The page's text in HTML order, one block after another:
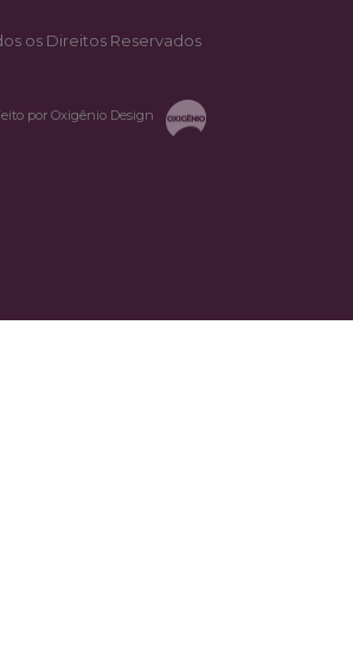
os Direitos Reservados
por Oxigênio Design